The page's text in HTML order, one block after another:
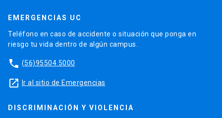
EMERGENCIAS UC
Teléfono en caso de accidente o situación que ponga en
riesgo tu vida dentro de algún campus.
phone (56)95504 5000
launch Ir al sitio de Emergencias
DISCRIMINACIÓN Y VIOLENCIA